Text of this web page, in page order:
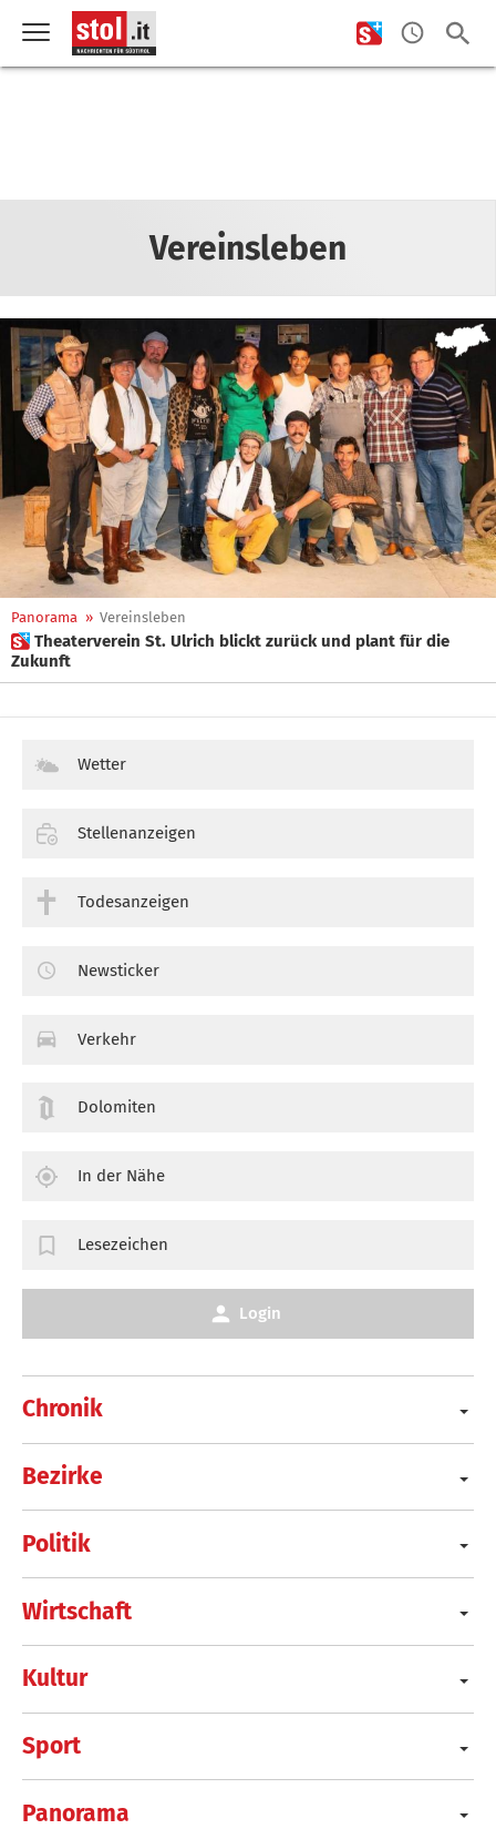
Vereinsleben
Panorama » Vereinsleben
 Theaterverein St. Ulrich blickt zurück und plant für die
Zukunft
Chronik
Bezirke
Politik
Wirtschaft
Kultur
Sport
Panorama
Wetter
Stellenanzeigen
Todesanzeigen
Newsticker
Verkehr
Dolomiten
In der Nähe
Lesezeichen
Login